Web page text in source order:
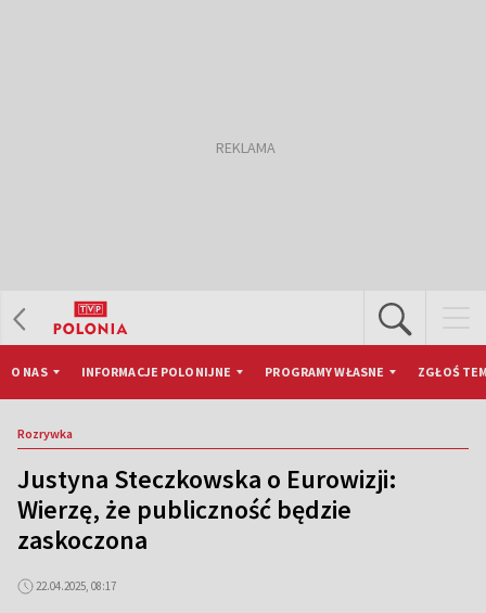
O NAS INFORMACJE POLONIJNE PROGRAMY WŁASNE ZGŁOŚ
Rozrywka
Justyna Steczkowska o Eurowizji:
Wierzę, że publiczność będzie
zaskoczona
22.04.2025, 08:17